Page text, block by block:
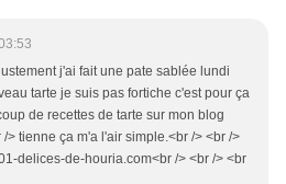
j'ai fait une pate sablée lundi
tarte je suis pas fortiche c'est pour ça
de recettes de tarte sur mon blog
> tienne ça m'a l'air simple.<br /> <br />
delices-de-houria.com<br /> <br /> <br